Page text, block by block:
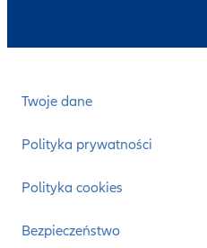
Twoje dane
Polityka prywatności
Polityka cookies
Bezpieczeństwo